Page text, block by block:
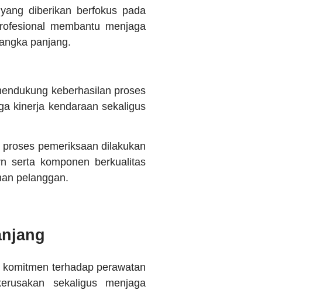
diberikan berfokus pada
membantu menjaga
panjang.
keberhasilan proses
kinerja kendaraan sekaligus
pemeriksaan dilakukan
serta komponen berkualitas
pelanggan.
terhadap perawatan
sekaligus menjaga